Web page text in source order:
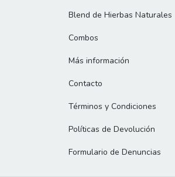
Blend de Hierbas Naturales
Combos
Más información
Contacto
Términos y Condiciones
Políticas de Devolución
Formulario de Denuncias